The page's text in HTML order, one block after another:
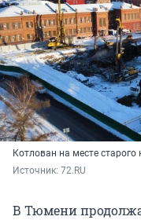
Котлован на месте
Источник: 72.RU
В Тюмени